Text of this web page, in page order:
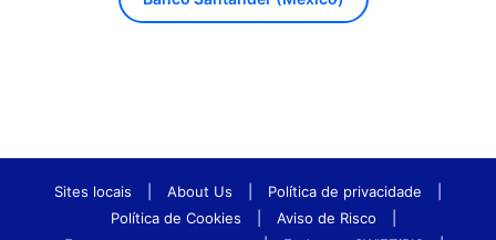
Sites locais About Us Política de privacidade
Política de Cookies
Aviso de Risco